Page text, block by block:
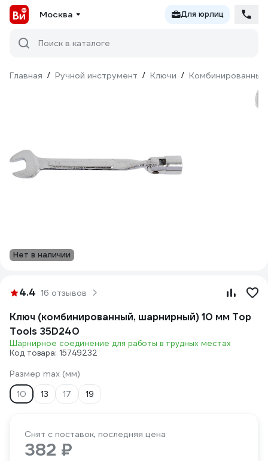
Москва Для юрлиц
Поиск в каталоге
Главная / Ручной инструмент / Ключи / Комбинированные
Нет в наличии
4.4 16 отзывов
Ключ (комбинированный, шарнирный) 10 мм Top
Tools 35D240
Шарнирное соединение для работы в трудных местах
Код товара: 15749232
Размер max (мм)
10
13 17 19
Снят с поставок, последняя цена
382 ₽